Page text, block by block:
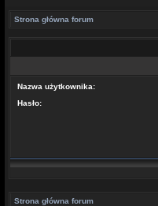
Strona główna forum
Nazwa użytkownika:
Hasło:
Strona główna forum